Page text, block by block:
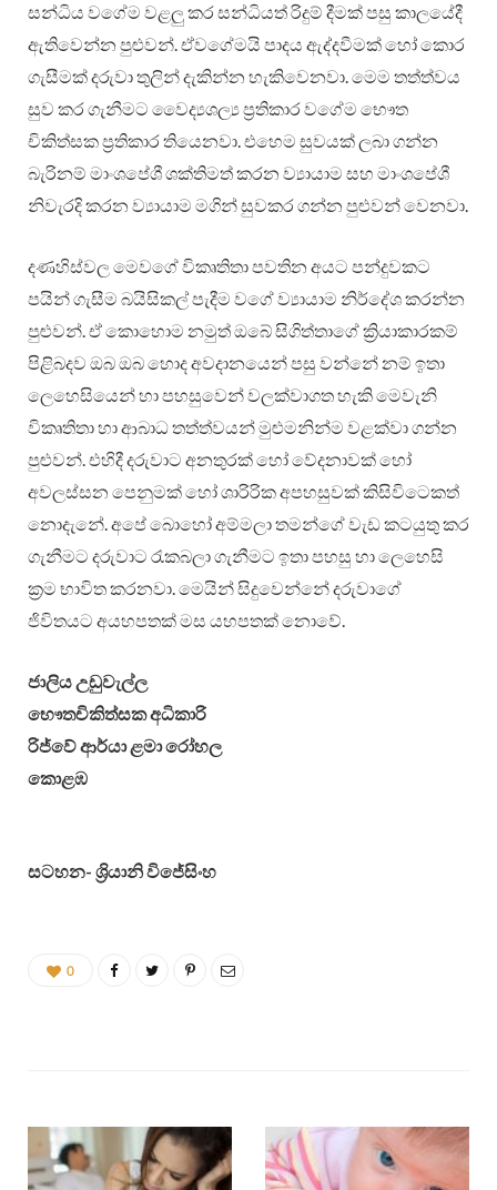
සන්ධිය වගේම වළලු කර සන්ධියත් රිදුම් දීමක් පසු කාලයේදී
ඇතිවෙන්න පුළුවන්. ඒවගේමයි පාදය ඇද්දවීමක් හෝ කොර
ගැසීමක් දරුවා තුලින් දැකින්න හැකිවෙනවා. මෙම තත්ත්වය
සුව කර ගැනීමට වෛද්‍යශල්‍ය ප්‍රතිකාර වගේම භෞත
චිකිත්සක ප්‍රතිකාර තියෙනවා. එහෙම සුවයක් ලබා ගන්න
බැරිනම් මාංශපේශී ශක්තිමත් කරන ව්‍යායාම සහ මාංශපේශී
නිවැරදි කරන ව්‍යායාම මගින් සුවකර ගන්න පුළුවන් වෙනවා.
දණහිස්වල මෙවගේ විකෘතිතා පවතින අයට පන්දුවකට
පයින් ගැසීම බයිසිකල් පැදීම වගේ ව්‍යායාම නිර්දේශ කරන්න
පුළුවන්. ඒ කොහොම නමුත් ඔබේ සිගිත්තාගේ ක්‍රියාකාරකම්
පිළිබදව ඔබ ඔබ හොද අවදානයෙන් පසු වන්නේ නම් ඉතා
ලෙහෙසියෙන් හා පහසුවෙන් වලක්වාගත හැකි මෙවැනි
විකෘතිතා හා ආබාධ තත්ත්වයන් මුළුමනින්ම වළක්වා ගන්න
පුළුවන්. එහිදී දරුවාට අනතුරක් හෝ වේදනාවක් හෝ
අවලස්සන පෙනුමක් හෝ ශාරිරික අපහසුවක් කිසිවිටෙකත්
නොදැනේ. අපේ බොහෝ අම්මලා තමන්ගේ වැඩ කටයුතු කර
ගැනීමට දරුවාට රැකබලා ගැනීමට ඉතා පහසු හා ලෙහෙසි
ක්‍රම භාවිත කරනවා. මෙයින් සිදුවෙන්නේ දරුවාගේ
ජිවිතයට අයහපතක් මස යහපතක් නොවේ.
ජාලිය උඩුවැල්ල
භෞතචිකිත්සක අධිකාරි
රිජ්වේ ආර්යා ළමා රෝහල
කොළඹ
සටහන- ශ්‍රියානි විජේසිංහ
0